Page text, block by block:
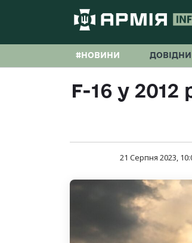
#НОВИНИ
F-16 у 2012
21 Серпня 2023,